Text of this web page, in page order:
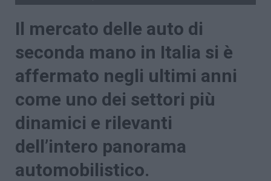
Il mercato delle auto di
seconda mano in Italia si è
affermato negli ultimi anni
come uno dei settori più
dinamici e rilevanti
dell’intero panorama
automobilistico.